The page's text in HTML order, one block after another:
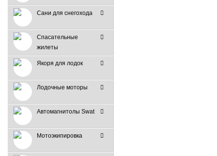
Сани для снегохода
Спасательные
жилеты
Якоря для лодок
Лодочные моторы
Автомагнитолы Swat
Мотоэкипировка